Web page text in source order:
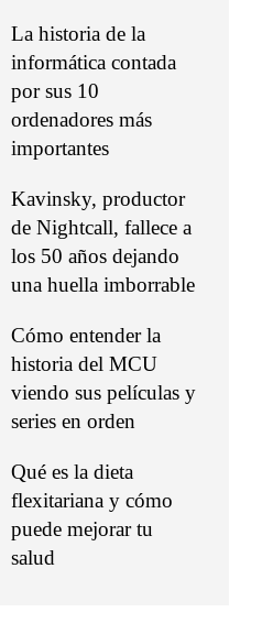
La historia de la
informática contada
por sus 10
ordenadores más
importantes
Kavinsky, productor
de Nightcall, fallece a
los 50 años dejando
una huella imborrable
Cómo entender la
historia del MCU
viendo sus películas y
series en orden
Qué es la dieta
flexitariana y cómo
puede mejorar tu
salud